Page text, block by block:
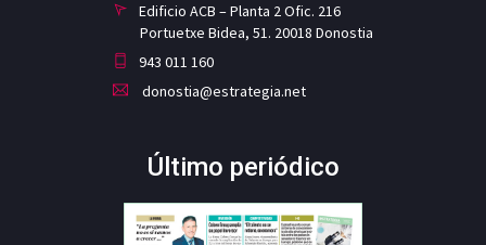
Edificio ACB – Planta 2 Ofic. 216
Portuetxe Bidea, 51. 20018 Donostia
943 011 160
donostia@estrategia.net
Último periódico